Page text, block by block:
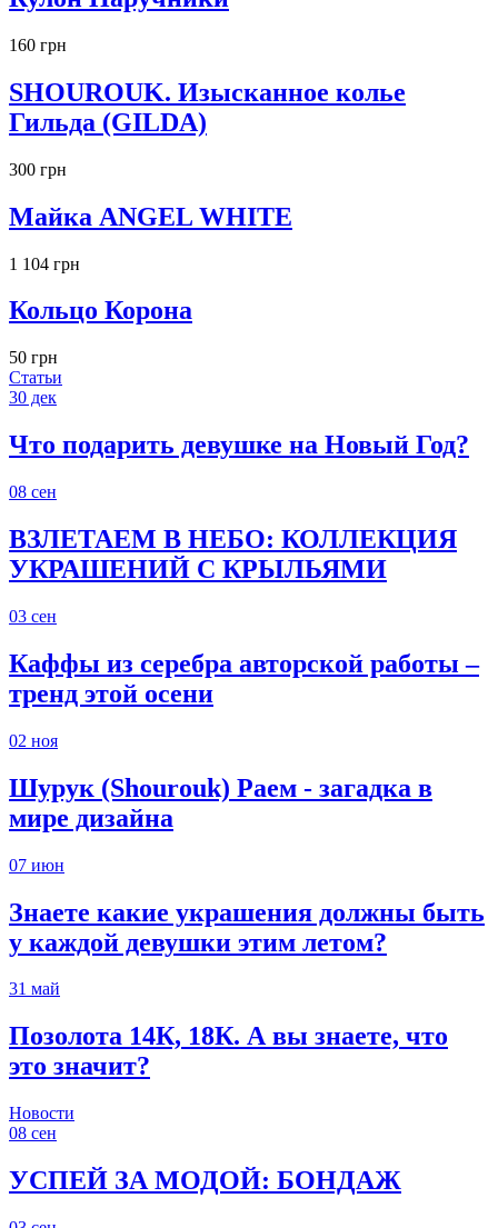
160 грн
SHOUROUK. Изысканное колье
Гильда (GILDA)
300 грн
Майка ANGEL WHITE
1 104 грн
Кольцо Корона
50 грн
Статьи
30 дек
Что подарить девушке на Новый Год?
08 сен
ВЗЛЕТАЕМ В НЕБО: КОЛЛЕКЦИЯ
УКРАШЕНИЙ С КРЫЛЬЯМИ
03 сен
Каффы из серебра авторской работы –
тренд этой осени
02 ноя
Шурук (Shourouk) Раем - загадка в
мире дизайна
07 июн
Знаете какие украшения должны быть
у каждой девушки этим летом?
31 май
Позолота 14К, 18К. А вы знаете, что
это значит?
Новости
08 сен
УСПЕЙ ЗА МОДОЙ: БОНДАЖ